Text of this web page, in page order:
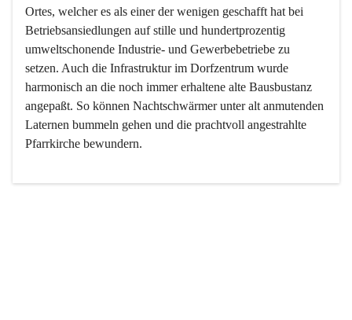
Ortes, welcher es als einer der wenigen geschafft hat bei
Betriebsansiedlungen auf stille und hundertprozentig
umweltschonende Industrie- und Gewerbebetriebe zu
setzen. Auch die Infrastruktur im Dorfzentrum wurde
harmonisch an die noch immer erhaltene alte Bausbustanz
angepaßt. So können Nachtschwärmer unter alt anmutenden
Laternen bummeln gehen und die prachtvoll angestrahlte
Pfarrkirche bewundern.
Der Weinbau dominert heute nicht mehr, ist aber integrativer